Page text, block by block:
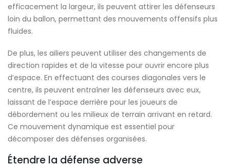
efficacement la largeur, ils peuvent attirer les défenseurs
loin du ballon, permettant des mouvements offensifs plus
fluides.
De plus, les ailiers peuvent utiliser des changements de
direction rapides et de la vitesse pour ouvrir encore plus
d’espace. En effectuant des courses diagonales vers le
centre, ils peuvent entraîner les défenseurs avec eux,
laissant de l’espace derrière pour les joueurs de
débordement ou les milieux de terrain arrivant en retard.
Ce mouvement dynamique est essentiel pour
décomposer des défenses organisées.
Étendre la défense adverse